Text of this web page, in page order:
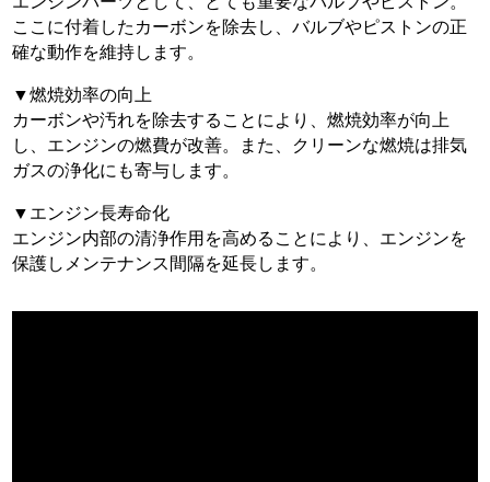
ここに付着したカーボンを除去し、バルブやピストンの正
確な動作を維持します。
▼燃焼効率の向上
カーボンや汚れを除去することにより、燃焼効率が向上
し、エンジンの燃費が改善。また、クリーンな燃焼は排気
ガスの浄化にも寄与します。
▼エンジン長寿命化
エンジン内部の清浄作用を高めることにより、エンジンを
保護しメンテナンス間隔を延長します。